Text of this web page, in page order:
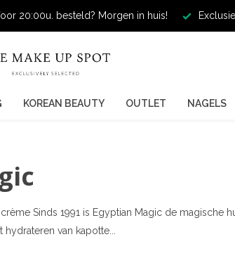
20:00u. besteld? Morgen in huis!
KOREAN BEAUTY OUTLET NAGELS
Sinds 1991 is Egyptian Magic de magische
van kapotte...